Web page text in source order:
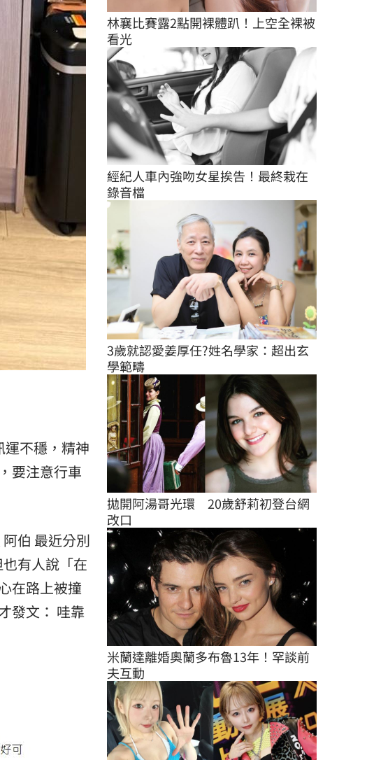
不穩，精神
要注意行車
伯 最近分別
有人說「在
在路上被撞
發文： 哇靠
林襄比賽露2點開裸體趴！上空全裸被
看光
經紀人車內強吻女星挨告！最終栽在
錄音檔
3歲就認愛姜厚任?姓名學家：超出玄
學範疇
拋開阿湯哥光環　20歲舒莉初登台網
改口
米蘭達離婚奧蘭多布魯13年！罕談前
夫互動